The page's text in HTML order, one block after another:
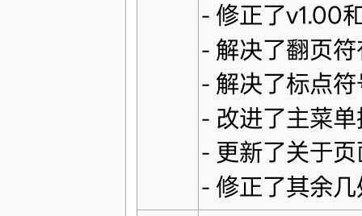
- 修正了v1.00
- 解决了翻页
- 解决了标点
- 改进了主菜
- 更新了关于
- 修正了其余